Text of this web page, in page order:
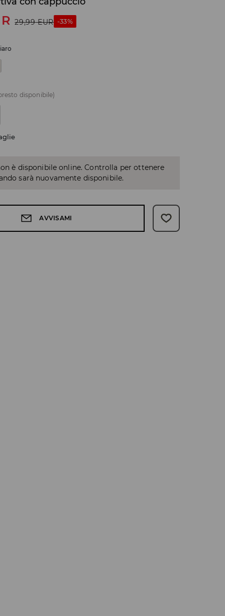
29,99 EUR -33%
disponibile)
è disponibile online. Controlla per ottenere
sarà nuovamente disponibile.
AVVISAMI